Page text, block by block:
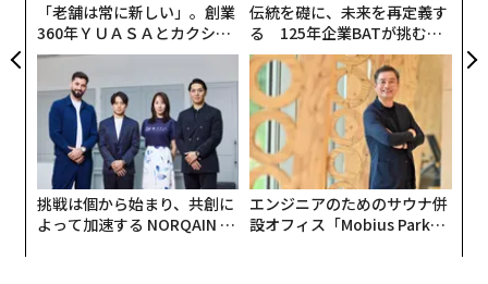
「老舗は常に新しい」。創業
360年ＹＵＡＳＡとカクシン
CEO田尻望が語る、AIを超え
る人の価値
伝統を礎に、未来を再定義す
る 125年企業BATが挑むス
モークレスな未来
挑戦は個から始まり、共創に
よって加速する NORQAIN JA
エンジニアのためのサウナ併
設オフィス「Mobius Park」